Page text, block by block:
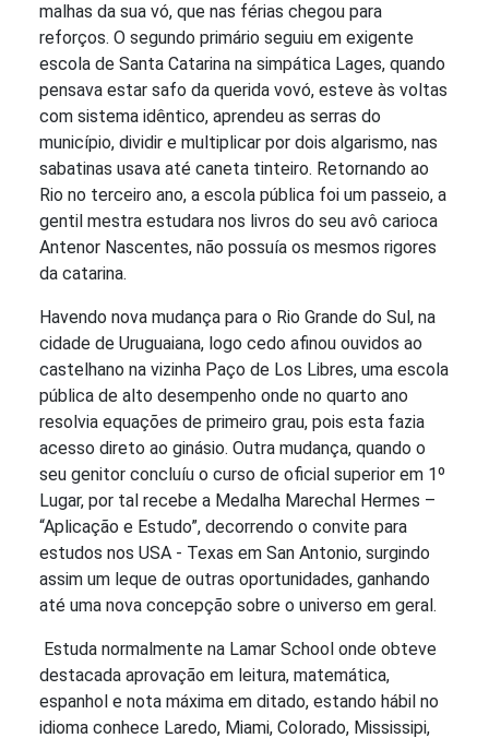
malhas da sua vó, que nas férias chegou para
reforços. O segundo primário seguiu em exigente
escola de Santa Catarina na simpática Lages, quando
pensava estar safo da querida vovó, esteve às voltas
com sistema idêntico, aprendeu as serras do
município, dividir e multiplicar por dois algarismo, nas
sabatinas usava até caneta tinteiro. Retornando ao
Rio no terceiro ano, a escola pública foi um passeio, a
gentil mestra estudara nos livros do seu avô carioca
Antenor Nascentes, não possuía os mesmos rigores
da catarina.
Havendo nova mudança para o Rio Grande do Sul, na
cidade de Uruguaiana, logo cedo afinou ouvidos ao
castelhano na vizinha Paço de Los Libres, uma escola
pública de alto desempenho onde no quarto ano
resolvia equações de primeiro grau, pois esta fazia
acesso direto ao ginásio. Outra mudança, quando o
seu genitor concluíu o curso de oficial superior em 1º
Lugar, por tal recebe a Medalha Marechal Hermes –
“Aplicação e Estudo”, decorrendo o convite para
estudos nos USA - Texas em San Antonio, surgindo
assim um leque de outras oportunidades, ganhando
até uma nova concepção sobre o universo em geral.
Estuda normalmente na Lamar School onde obteve
destacada aprovação em leitura, matemática,
espanhol e nota máxima em ditado, estando hábil no
idioma conhece Laredo, Miami, Colorado, Mississipi,